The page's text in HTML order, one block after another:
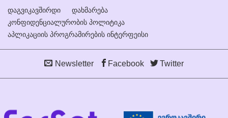
დაგვიკავშირდი
დახმარება
კონფიდენციალურობის პოლიტიკა
აპლიკაციის პროგრამირების ინტერფეისი
Newsletter Facebook Twitter